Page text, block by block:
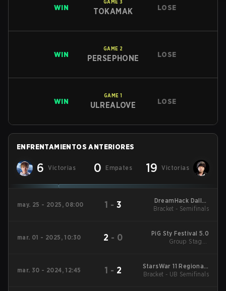
WIN
GAME 3
TOKAMAK LOSE
WIN
GAME 2
PERSEPHONE LOSE
WIN
GAME 1
ULREALOVE LOSE
ENFRENTAMIENTOS ANTERIORES
6 Victorias 0 Empates 19 Victorias
may. 25 - 2025, 08:00 1 - 3
DreamHack Dallas
2025
Bracket - Semifinals
mar. 01 - 2025, 10:30 2 - 0
PiG Sty Festival 5.0
Group Stage -
mar. 30 - 2024, 12:45 1 - 2
StarsWar 11 Regionals
Korea
Bracket - UB Semifinals